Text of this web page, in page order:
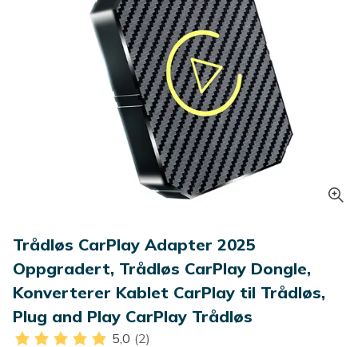
Trådløs CarPlay Adapter 2025
Oppgradert, Trådløs CarPlay Dongle,
Konverterer Kablet CarPlay til Trådløs,
Plug and Play CarPlay Trådløs
5,0 (2)